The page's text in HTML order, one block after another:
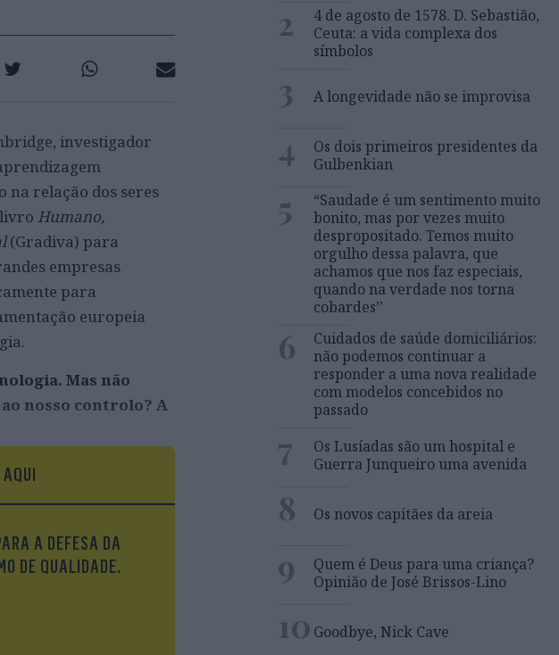
investigador
na relação dos seres
Humano,
(Gradiva) para
empresas
para
europeia
Mas não
nosso controlo? A
têm muita
nos, em alguns
mas estão a
do cidadão,
e temos regulado
a incapacidade de
o objetivo do
A DEFESA DA
DE QUALIDADE.
2
4 de agosto de 1578. D. Sebastião,
Ceuta: a vida complexa dos
símbolos
3 A longevidade não se improvisa
4
Os dois primeiros presidentes da
Gulbenkian
5
“Saudade é um sentimento muito
bonito, mas por vezes muito
despropositado. Temos muito
orgulho dessa palavra, que
achamos que nos faz especiais,
quando na verdade nos torna
cobardes’’
6
Cuidados de saúde domiciliários:
não podemos continuar a
responder a uma nova realidade
com modelos concebidos no
passado
7
Os Lusíadas são um hospital e
Guerra Junqueiro uma avenida
8 Os novos capitães da areia
9
Quem é Deus para uma criança?
Opinião de José Brissos-Lino
10 Goodbye, Nick Cave